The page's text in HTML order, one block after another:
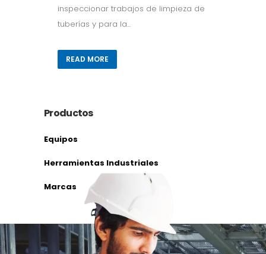
inspeccionar trabajos de limpieza de
tuberías y para la...
READ MORE
Productos
Equipos
Herramientas Industriales
Marcas